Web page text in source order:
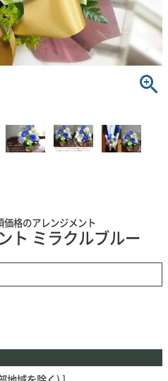
格のアレンジメント
ト ミラクルブルー